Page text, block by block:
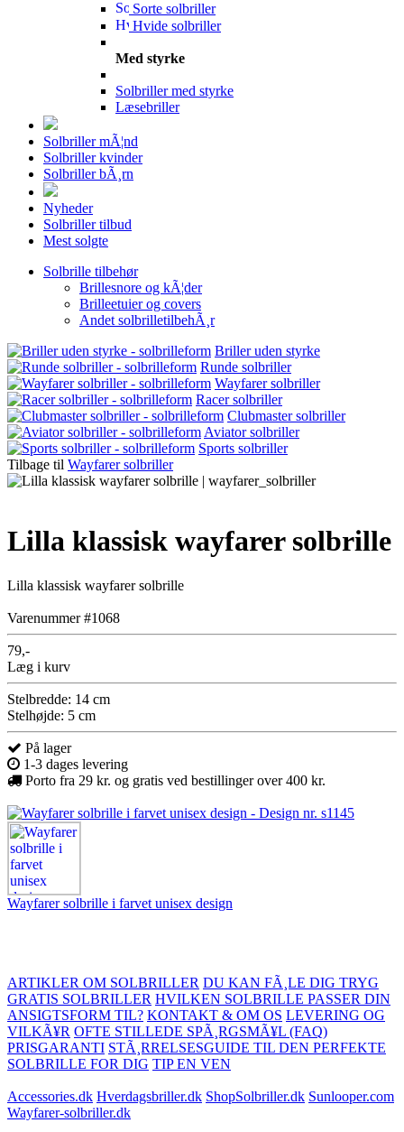
Sorte solbriller
Hvide solbriller
Med styrke
Solbriller med styrke
Læsebriller
Solbriller mÃ¦nd
Solbriller kvinder
Solbriller bÃ¸rn
Nyheder
Solbriller tilbud
Mest solgte
Solbrille tilbehør
Brillesnore og kÃ¦der
Brilleetuier og covers
Andet solbrilletilbehÃ¸r
Briller uden styrke
Runde solbriller
Wayfarer solbriller
Racer solbriller
Clubmaster solbriller
Aviator solbriller
Sports solbriller
Tilbage til Wayfarer solbriller
Lilla klassisk wayfarer solbrille
Lilla klassisk wayfarer solbrille
Varenummer #1068
79,-
Læg i kurv
Stelbredde: 14 cm
Stelhøjde: 5 cm
På lager
1-3 dages levering
Porto fra 29 kr. og gratis ved bestillinger over 400 kr.
Wayfarer solbrille i farvet unisex design
ARTIKLER OM SOLBRILLER DU KAN FÃ¸LE DIG TRYG
GRATIS SOLBRILLER HVILKEN SOLBRILLE PASSER DIN
ANSIGTSFORM TIL? KONTAKT & OM OS LEVERING OG
VILKÃ¥R OFTE STILLEDE SPÃ¸RGSMÃ¥L (FAQ)
PRISGARANTI STÃ¸RRELSESGUIDE TIL DEN PERFEKTE
SOLBRILLE FOR DIG TIP EN VEN
Accessories.dk Hverdagsbriller.dk ShopSolbriller.dk Sunlooper.com
Wayfarer-solbriller.dk